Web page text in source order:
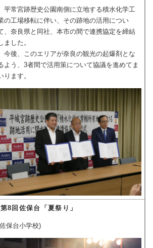
平常宮跡歴史公園南側に立地する積水化学工
の工場移転に伴い、その跡地の活用につい
、奈良県と同社、本市の間で連携協定を締結
ました。
今後、このエリアが奈良の観光の起爆剤とな
よう、3者間で活用策について協議を進めてま
ります。
8回佐保台「夏祭り」
保台小学校)